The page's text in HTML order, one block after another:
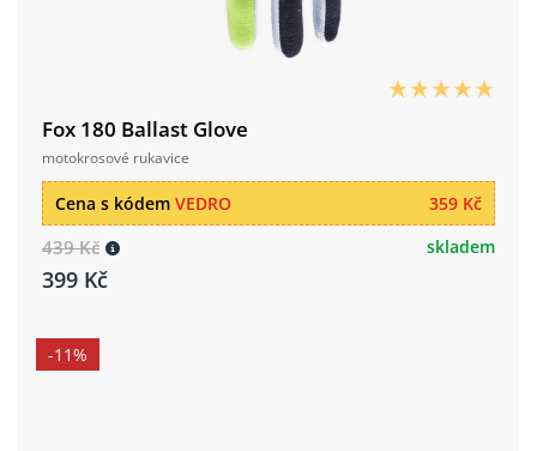
Fox 180 Ballast Glove
motokrosové rukavice
359 Kč
Cena s kódem VEDRO
439 Kč
399 Kč
skladem
-11%